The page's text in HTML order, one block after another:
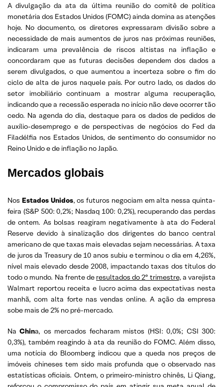
A divulgação da ata da última reunião do comitê de política
monetária dos Estados Unidos (FOMC) ainda domina as atenções
hoje. No documento, os diretores expressaram divisão sobre a
necessidade de mais aumentos de juros nas próximas reuniões,
indicaram uma prevalência de riscos altistas na inflação e
concordaram que as futuras decisões dependem dos dados a
serem divulgados, o que aumentou a incerteza sobre o fim do
ciclo de alta de juros naquele país. Por outro lado, os dados do
setor imobiliário continuam a mostrar alguma recuperação,
indicando que a recessão esperada no início não deve ocorrer tão
cedo. Na agenda do dia, destaque para os dados de pedidos de
auxílio-desemprego e de perspectivas de negócios do Fed da
Filadélfia nos Estados Unidos, de sentimento do consumidor no
Reino Unido e de inflação no Japão.
Mercados globais
Nos Estados Unidos, os futuros negociam em alta nessa quinta-
feira (S&P 500: 0,2%; Nasdaq 100: 0,2%), recuperando das perdas
de ontem. As bolsas reagiram negativamente à ata do Federal
Reserve devido à sinalização dos dirigentes do banco central
americano de que taxas mais elevadas sejam necessárias. A taxa
de juros da Treasury de 10 anos subiu e terminou o dia em 4,26%,
nível mais elevado desde 2008, impactando taxas dos títulos do
todo o mundo. Na frente de resultados do 2º trimestre, a varejista
Walmart reportou receita e lucro acima das expectativas nesta
manhã, com alta forte nas vendas online. A ação da empresa
sobe mais de 2% no pré-mercado.
NaChina, os mercados fecharam mistos (HSI: 0,0%; CSI 300:
0,3%), também reagindo à ata da reunião do FOMC. Além disso,
uma notícia do Bloomberg indicou que a queda nos preços de
imóveis chineses tem sido mais profunda que o observado nas
estatísticas oficiais. Ontem, o primeiro-ministro chinês, Li Qiang,